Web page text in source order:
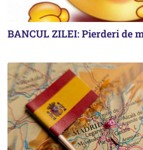
BANCUL ZILEI: Pierderi de